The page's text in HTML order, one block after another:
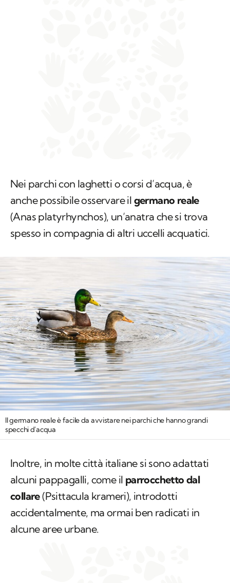
Nei parchi con laghetti o corsi d’acqua, è
anche possibile osservare il germano reale
(Anas platyrhynchos), un’anatra che si trova
spesso in compagnia di altri uccelli acquatici.
Il germano reale è facile da avvistare nei parchi che hanno grandi
specchi d'acqua
Inoltre, in molte città italiane si sono adattati
alcuni pappagalli, come il parrocchetto dal
collare(Psittacula krameri), introdotti
accidentalmente, ma ormai ben radicati in
alcune aree urbane.